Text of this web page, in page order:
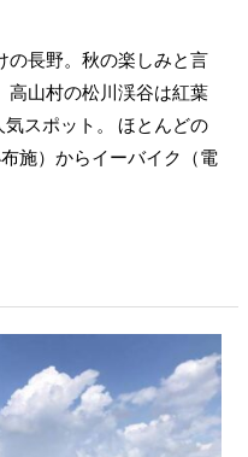
の長野。秋の楽しみと言
高山村の松川渓谷は紅葉
スポット。 ほとんどの
施）からイーバイク（電